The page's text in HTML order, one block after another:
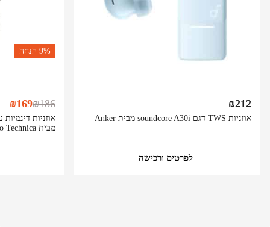
אוזניות TWS דגם soundcore A30i מבית Anker
₪212
לפרטים ורכישה
9% הנחה
מבית Audio Technica
₪186
₪169